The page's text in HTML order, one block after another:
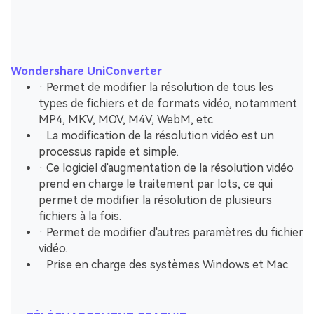
Wondershare UniConverter
· Permet de modifier la résolution de tous les
types de fichiers et de formats vidéo, notamment
MP4, MKV, MOV, M4V, WebM, etc.
· La modification de la résolution vidéo est un
processus rapide et simple.
· Ce logiciel d'augmentation de la résolution vidéo
prend en charge le traitement par lots, ce qui
permet de modifier la résolution de plusieurs
fichiers à la fois.
· Permet de modifier d'autres paramètres du fichier
vidéo.
· Prise en charge des systèmes Windows et Mac.